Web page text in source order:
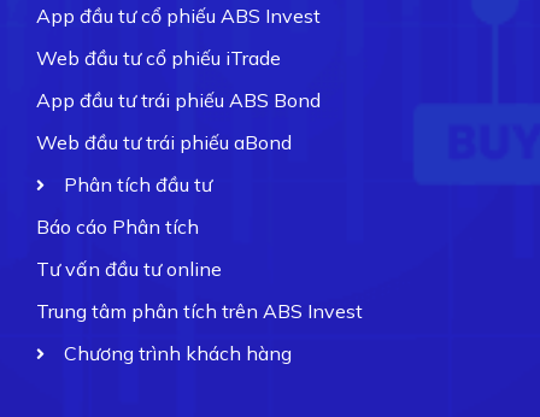
App đầu tư cổ phiếu ABS Invest
Web đầu tư cổ phiếu iTrade
App đầu tư trái phiếu ABS Bond
Web đầu tư trái phiếu aBond
Phân tích đầu tư
Báo cáo Phân tích
Tư vấn đầu tư online
Trung tâm phân tích trên ABS Invest
Chương trình khách hàng